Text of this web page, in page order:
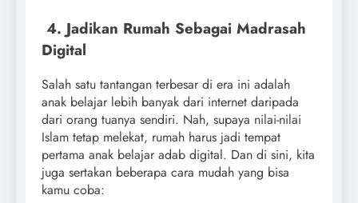
4. Jadikan Rumah Sebagai Madrasah
Digital
Salah satu tantangan terbesar di era ini adalah
anak belajar lebih banyak dari internet daripada
dari orang tuanya sendiri. Nah, supaya nilai-nilai
Islam tetap melekat, rumah harus jadi tempat
pertama anak belajar adab digital. Dan di sini, kita
juga sertakan beberapa cara mudah yang bisa
kamu coba: